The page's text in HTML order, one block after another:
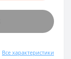
Все характеристики